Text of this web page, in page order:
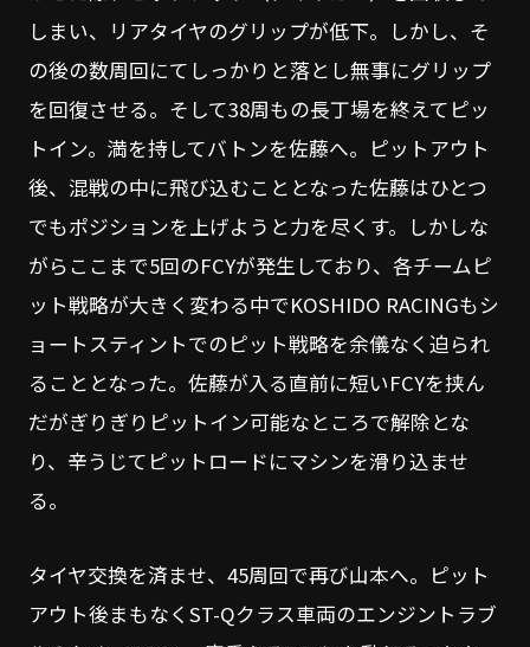
しまい、リアタイヤのグリップが低下。しかし、そ
の後の数周回にてしっかりと落とし無事にグリップ
を回復させる。そして38周もの長丁場を終えてピッ
トイン。満を持してバトンを佐藤へ。ピットアウト
後、混戦の中に飛び込むこととなった佐藤はひとつ
でもポジションを上げようと力を尽くす。しかしな
がらここまで5回のFCYが発生しており、各チームピ
ット戦略が大きく変わる中でKOSHIDO RACINGもシ
ョートスティントでのピット戦略を余儀なく迫られ
ることとなった。佐藤が入る直前に短いFCYを挟ん
だがぎりぎりピットイン可能なところで解除とな
り、辛うじてピットロードにマシンを滑り込ませ
る。
タイヤ交換を済ませ、45周回で再び山本へ。ピット
アウト後まもなくST-Qクラス車両のエンジントラブ